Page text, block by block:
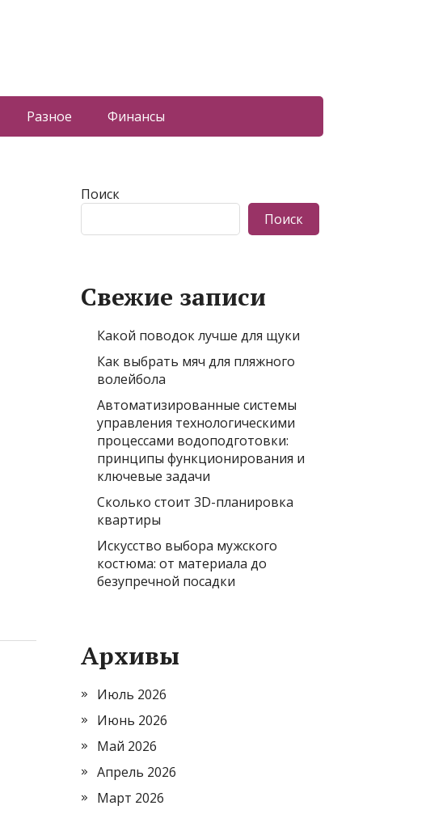
Разное Финансы
Поиск
Поиск
Свежие записи
Какой поводок лучше для щуки
Как выбрать мяч для пляжного
волейбола
Автоматизированные системы
управления технологическими
процессами водоподготовки:
принципы функционирования и
ключевые задачи
Сколько стоит 3D-планировка
квартиры
Искусство выбора мужского
костюма: от материала до
безупречной посадки
Архивы
Июль 2026
Июнь 2026
Май 2026
Апрель 2026
Март 2026